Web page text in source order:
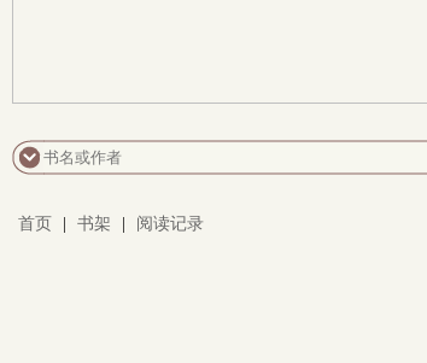
首页 书架 阅读记录